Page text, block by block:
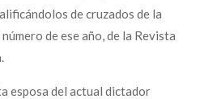
de cruzados de la
de ese año, de la Revista
esposa del actual dictador